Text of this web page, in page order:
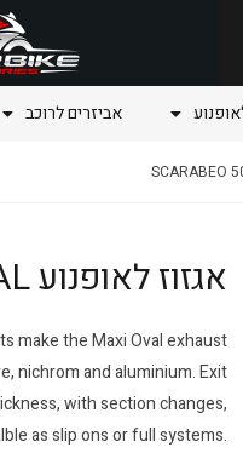
אביזרים לרוכב
אגזוז לאופנוע SCARABEO 500 Aprilia 2003 / 2012 MAXI OVAL
make the Maxi Oval exhaust
nichrom and aluminium. Exit
with section changes,
as slip ons or full systems.